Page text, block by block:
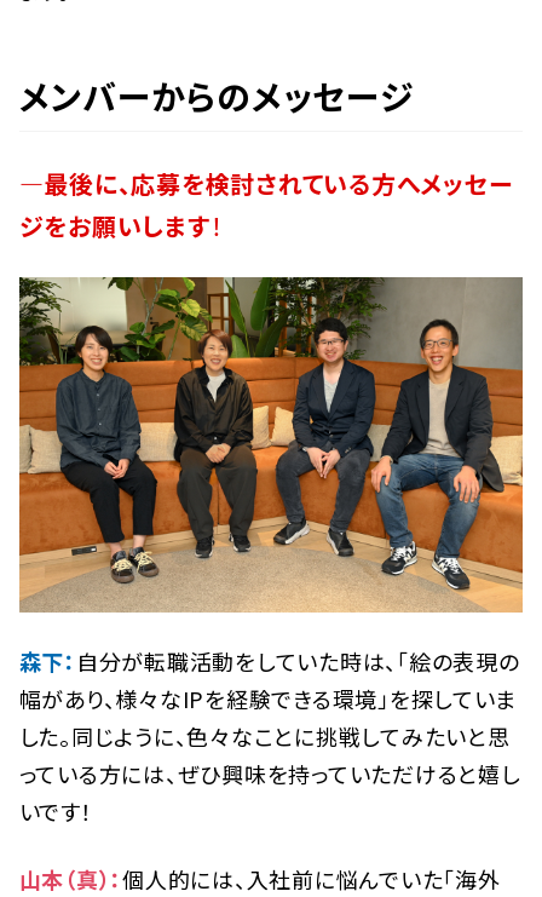
メンバーからのメッセージ
―最後に、応募を検討されている方へメッセー
ジをお願いします！
森下： 自分が転職活動をしていた時は、「絵の表現の
幅があり、様々なIPを経験できる環境」を探していま
した。同じように、色々なことに挑戦してみたいと思
っている方には、ぜひ興味を持っていただけると嬉し
いです！
山本（真）：個人的には、入社前に悩んでいた「海外